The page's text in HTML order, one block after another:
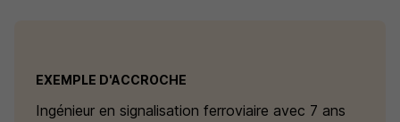
EXEMPLE D'ACCROCHE
Ingénieur en signalisation ferroviaire avec 7 ans